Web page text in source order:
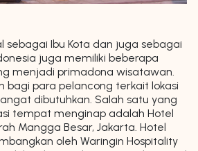
sebagai Ibu Kota dan juga sebagai
juga memiliki beberapa
menjadi primadona wisatawan.
bagi para pelancong terkait lokasi
dibutuhkan. Salah satu yang
tempat menginap adalah Hotel
Mangga Besar, Jakarta. Hotel
oleh Waringin Hospitality